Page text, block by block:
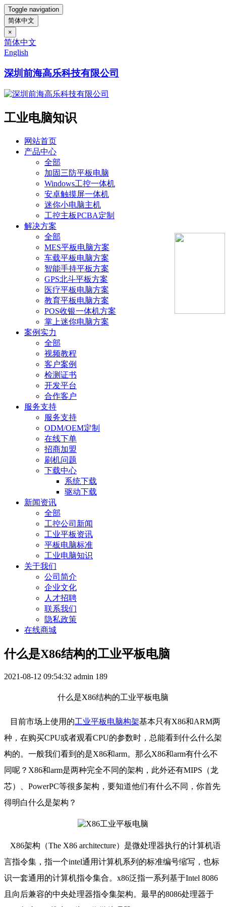
Toggle navigation
简体中文
×
简体中文
English
深圳前海高乐科技有限公司
工业电脑知识
网站首页
产品中心
全部
加固三防平板电脑
Windows工控一体机
安卓触摸屏一体机
迷你小电脑主机
工控主板PCBA定制
解决方案
全部
MES平板电脑方案
车载平板电脑方案
智能手持平板方案
GPS北斗平板方案
医疗平板电脑方案
教育平板电脑方案
POS收银一体机方案
掌上迷你电脑方案
案例实力
全部
视频教程
客户案例
检测证书
开发平台
合作客户
服务支持
服务支持
ODM/OEM定制
在线下单
招商加盟
刷机问题
下载中心
系统下载
驱动下载
新闻资讯
全部
工控公司新闻
工业平板资讯
平板电脑标准
工业电脑知识
关于我们
公司简介
企业文化
人才招聘
联系我们
隐私政策
在线商城
什么是X86结构的工业平板电脑
2021-08-12 09:54:32 admin 189
什么是X86结构的工业平板电脑
目前市场上使用的工业平板电脑构架基本只有X86和ARM两
种，在购买CPU或者观看CPU的参数时，总能看到什么什么架
构的。一般我们看到的是X86和arm。那么X86和arm有什么不
同呢？X86和arm是两种完全不同的架构，此外还有MIPS（龙
芯）、PowerPC等很多架构，要知道他们有什么不同，你首先
得明白什么是架构？
X86架构（The X86 architecture）是微处理器执行的计算机语
言指令集，指一个intel通用计算机系列的标准编号缩写，也标
识一套通用的计算机指令集合。x86泛指一系列基于Intel 8086
且向后兼容的中央处理器指令集架构。最早的8086处理器于